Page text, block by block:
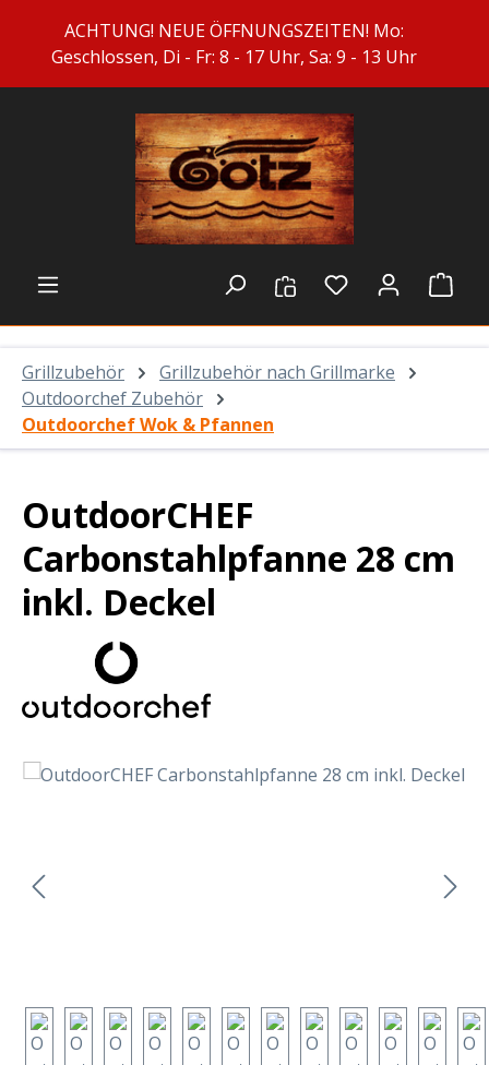
Zum Hauptinhalt springen
ACHTUNG! NEUE ÖFFNUNGSZEITEN! Mo:
Geschlossen, Di - Fr: 8 - 17 Uhr, Sa: 9 - 13 Uhr
Du hast 0
Grillzubehör
Grillzubehör nach Grillmarke
Outdoorchef Zubehör
Outdoorchef Wok & Pfannen
OutdoorCHEF
Carbonstahlpfanne 28 cm
inkl. Deckel
Bildergalerie überspringen